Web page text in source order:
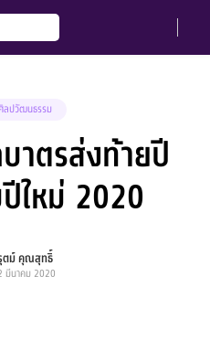
ลปวัฒนธรรม
าตรส่งท้ายปี
ใหม่ 2020
ตม์ คุณสุทธิ์
มีนาคม 2020